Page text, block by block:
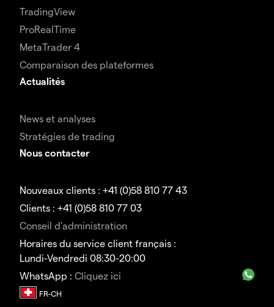
TradingView
ProRealTime
MetaTrader 4
Comparaison des plateformes
Actualités
News et analyses
Stratégies de trading
Nous contacter
Nouveaux clients : +41 (0)58 810 77 43
Clients : +41 (0)58 810 77 03
Conseil d'administration
Horaires du service client français :
Lundi-Vendredi 08:30-20:00
WhatsApp : Cliquez ici